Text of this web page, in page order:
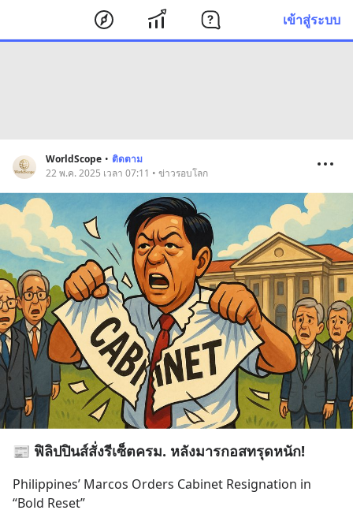
เข้าสู่ระบบ
WorldScope • ติดตาม
22 พ.ค. 2025 เวลา 07:11 • ข่าวรอบโลก
📰 ฟิลิปปินส์สั่งรีเซ็ตครม. หลังมารกอสทรุดหนัก!
Philippines’ Marcos Orders Cabinet Resignation in
“Bold Reset”